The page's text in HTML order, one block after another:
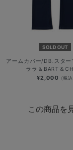
SOLD OUT
アームカバー/DB.スター
ララ＆BART＆
¥2,000 (税
この商品を